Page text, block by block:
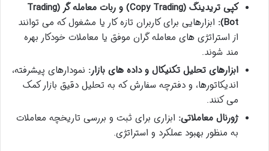
کپی تریدینگ (Copy Trading) و ربات معامله گر (Trading
Bot):
ابزارهایی برای کاربران تازه کار یا مشغول که می توانند
از استراتژی های معامله گران موفق یا معاملات خودکار بهره
مند شوند.
ابزارهای تحلیل تکنیکال و داده های بازار: نمودارهای پیشرفته،
اندیکاتورها، و دفترچه سفارش که به تحلیل دقیق بازار کمک
می کنند.
ژورنال معاملاتی: ابزاری برای ثبت و بررسی تاریخچه معاملات
به منظور بهبود عملکرد و استراتژی.